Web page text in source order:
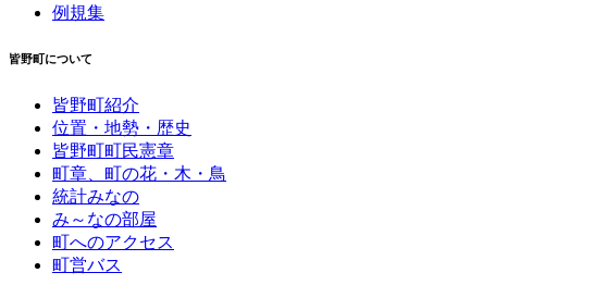
例規集
皆野町について
皆野町紹介
位置・地勢・歴史
皆野町町民憲章
町章、町の花・木・鳥
統計みなの
み～なの部屋
町へのアクセス
町営バス